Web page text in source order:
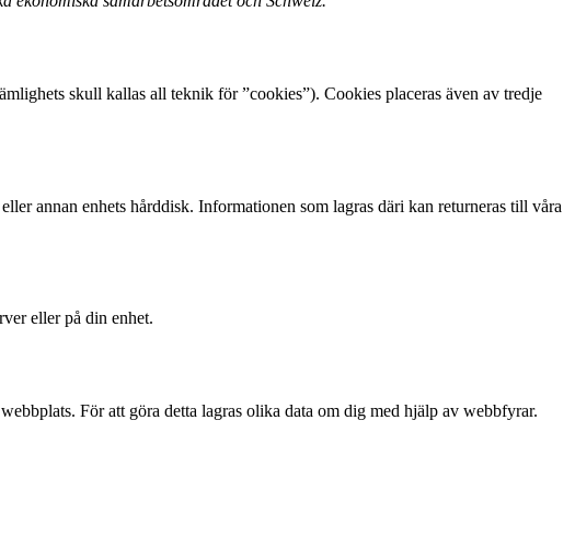
skull kallas all teknik för ”cookies”). Cookies placeras även av tredje
annan enhets hårddisk. Informationen som lagras däri kan returneras till våra
eller på din enhet.
För att göra detta lagras olika data om dig med hjälp av webbfyrar.